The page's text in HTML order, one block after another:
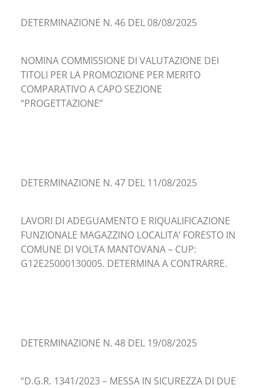
DETERMINAZIONE N. 46 DEL 08/08/2025
NOMINA COMMISSIONE DI VALUTAZIONE DEI
TITOLI PER LA PROMOZIONE PER MERITO
COMPARATIVO A CAPO SEZIONE
“PROGETTAZIONE”
DETERMINAZIONE N. 47 DEL 11/08/2025
LAVORI DI ADEGUAMENTO E RIQUALIFICAZIONE
FUNZIONALE MAGAZZINO LOCALITA’ FORESTO IN
COMUNE DI VOLTA MANTOVANA – CUP:
G12E25000130005. DETERMINA A CONTRARRE.
DETERMINAZIONE N. 48 DEL 19/08/2025
“D.G.R. 1341/2023 – MESSA IN SICUREZZA DI DUE